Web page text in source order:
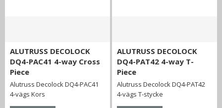
ALUTRUSS DECOLOCK
DQ4-PAC41 4-way Cross
Piece
Alutruss Decolock DQ4-PAC41
4-vägs Kors
ALUTRUSS DECOLOCK
DQ4-PAT42 4-way T-
Piece
Alutruss Decolock DQ4-PAT42
4-vägs T-stycke